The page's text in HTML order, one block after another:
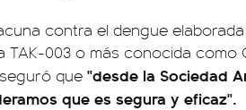
contra el dengue
TAK-003 o más conocida como
que "desde la Sociedad
que es segura y eficaz".